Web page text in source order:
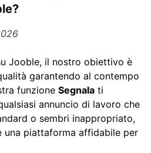
Jooble, il nostro obiettivo è
garantendo al contempo
funzione Segnala ti
annuncio di lavoro che
o sembri inappropriato,
una piattaforma affidabile per